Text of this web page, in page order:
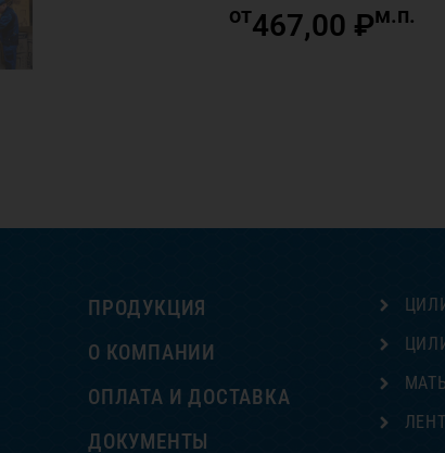
от467,00 ₽м.п.
ПРОДУКЦИЯ
О КОМПАНИИ
ОПЛАТА И ДОСТАВКА
ДОКУМЕНТЫ